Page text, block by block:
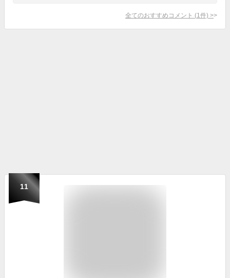
全てのおすすめコメント (1 件) >
11